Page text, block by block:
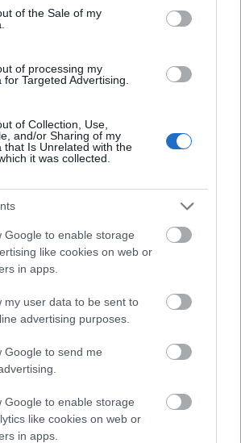
of the Sale of my
of processing my
Targeted Advertising.
of Collection, Use,
and/or Sharing of my
that Is Unrelated with the
it was collected.
Google to enable storage
like cookies on web or
in apps.
my user data to be sent to
advertising purposes.
Google to send me
Google to enable storage
like cookies on web or
in apps.
fotóriporter.
archívuma a
korszakból
Marosvásárhely – 2020,
és fotográfia ismert
2023–2024-ben